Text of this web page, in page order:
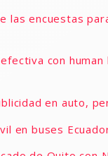
las encuestas
con human
en auto,
en buses